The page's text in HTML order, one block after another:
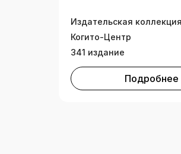
Издательская коллекция
Когито-Центр
341 издание
Подробнее